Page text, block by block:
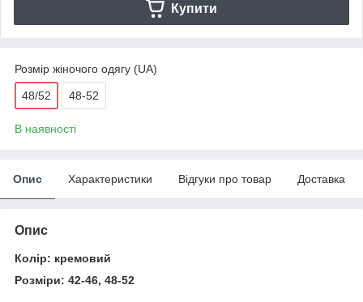
Купити
Розмір жіночого одягу (UA)
48/52 48-52
В наявності
Опис Характеристики Відгуки про товар Доставка
Опис
Колір: кремовий
Розміри: 42-46, 48-52